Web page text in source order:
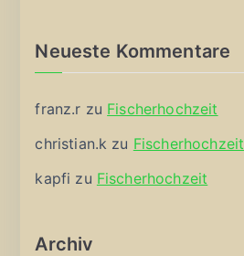
Neueste Kommentare
franz.r zu Fischerhochzeit
christian.k zu Fischerhochzeit
kapfi zu Fischerhochzeit
Archiv